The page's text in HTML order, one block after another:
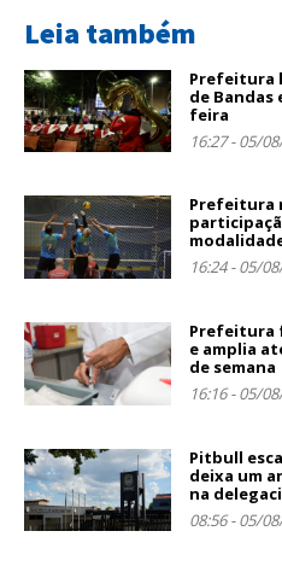
Leia também
Prefeitura
de
feira
16:27 - 05/
Prefeitura
16:24 - 05/
Prefeitura
e amplia
de semana
16:16 - 05/
Pitbull
deixa um
na
08:56 - 05/